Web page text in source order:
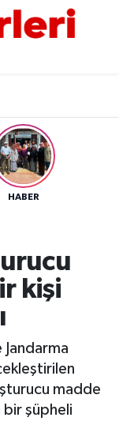
HABER
kişi
Jandarma
madde
şüpheli